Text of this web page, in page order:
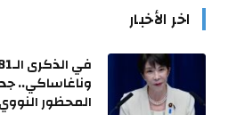
اخر الأخبار
وناغاساكي..
المحظور النووي